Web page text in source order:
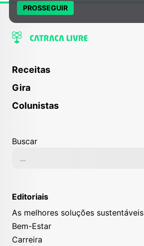
Receitas
Gira
Colunistas
Buscar
Editoriais
As melhores soluções sustentáveis
Bem-Estar
Carreira
PROSSEGUIR